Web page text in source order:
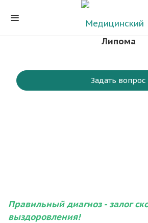
Липома
Задать вопрос
Правильный диагноз - залог
выздоровления!